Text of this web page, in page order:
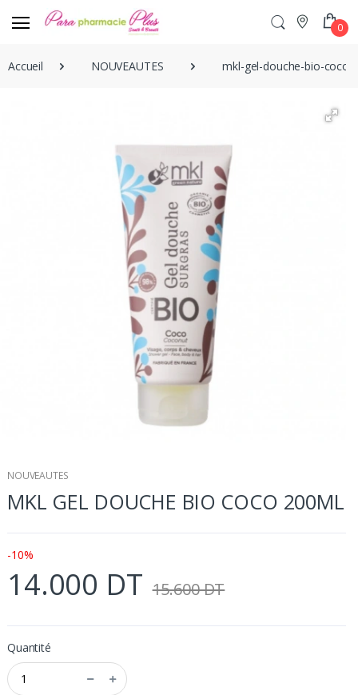
0
Accueil NOUVEAUTES mkl-gel-douche-bio-coco-
NOUVEAUTES
MKL GEL DOUCHE BIO COCO 200ML
-10%
14.000 DT 15.600 DT
Quantité